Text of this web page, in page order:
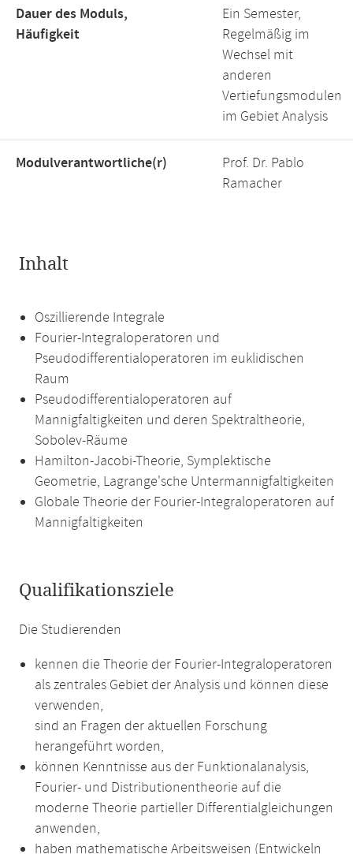
Dauer des Moduls,
Häufigkeit
Ein Semester,
Regelmäßig im
Wechsel mit
anderen
Vertiefungsmodulen
im Gebiet Analysis
Modulverantwortliche(r)
Prof. Dr. Pablo
Ramacher
Inhalt
Oszillierende Integrale
Fourier-Integraloperatoren und
Pseudodifferentialoperatoren im euklidischen
Raum
Pseudodifferentialoperatoren auf
Mannigfaltigkeiten und deren Spektraltheorie,
Sobolev-Räume
Hamilton-Jacobi-Theorie, Symplektische
Geometrie, Lagrange'sche Untermannigfaltigkeiten
Globale Theorie der Fourier-Integraloperatoren auf
Mannigfaltigkeiten
Qualifikationsziele
Die Studierenden
kennen die Theorie der Fourier-Integraloperatoren
als zentrales Gebiet der Analysis und können diese
verwenden,
sind an Fragen der aktuellen Forschung
herangeführt worden,
können Kenntnisse aus der Funktionalanalysis,
Fourier- und Distributionentheorie auf die
moderne Theorie partieller Differentialgleichungen
anwenden,
haben mathematische Arbeitsweisen (Entwickeln